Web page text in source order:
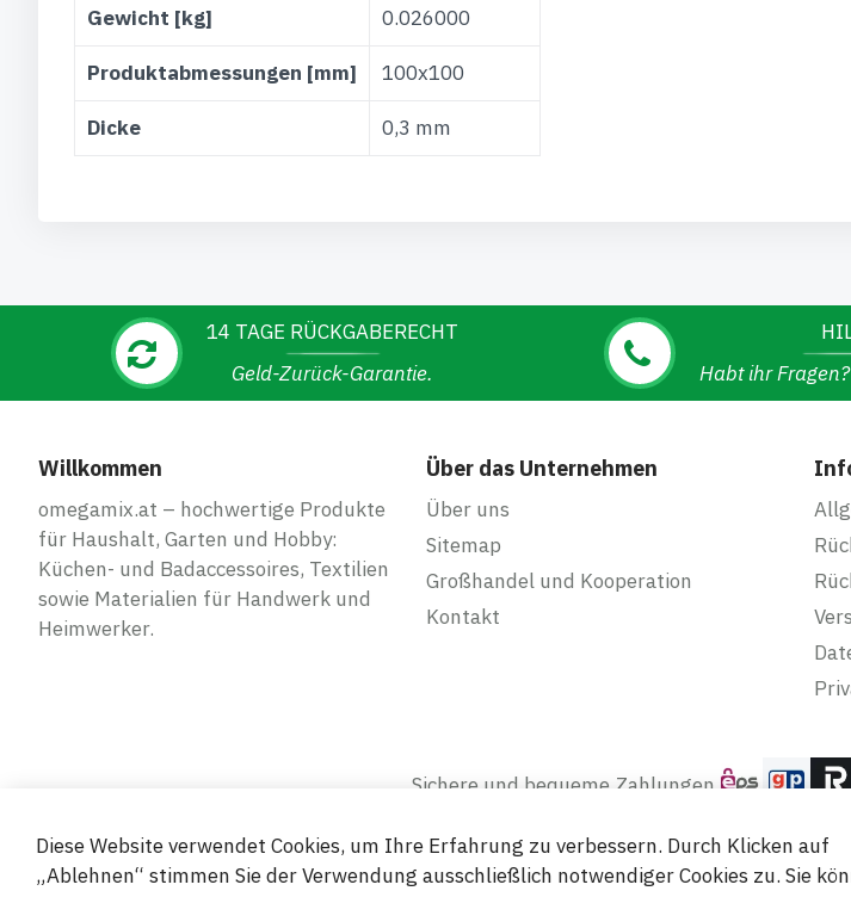
Gewicht [kg] 0.026000
Produktabmessungen [mm] 100x100
Dicke 0,3 mm
14 TAGE RÜCKGABERECHT
Geld-Zurück-Garantie.
Habt ihr
Willkommen
omegamix.at – hochwertige Produkte
für Haushalt, Garten und Hobby:
Küchen- und Badaccessoires, Textilien
sowie Materialien für Handwerk und
Heimwerker.
Über das Unternehmen
Über uns
Sitemap
Großhandel und Kooperation
Kontakt
Sichere und bequeme Zahlungen
Diese Website verwendet Cookies, um Ihre Erfahrung zu verbessern. Durch Klicken auf
„Ablehnen“ stimmen Sie der Verwendung ausschließlich notwendiger Cookies zu. Sie